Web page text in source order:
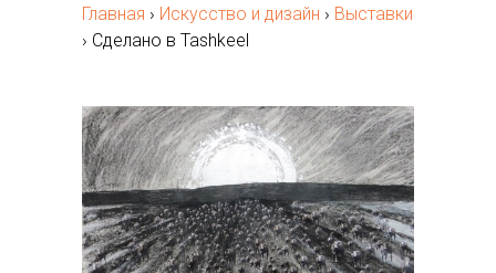
Главная › Искусство и дизайн › Выставки
› Сделано в Tashkeel